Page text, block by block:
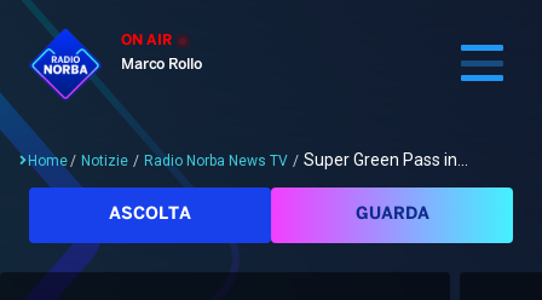
ON AIR
Marco Rollo
Cerca
Home/ Notizie / Radio Norba News TV / Super Green Pass in...
ASCOLTA GUARDA